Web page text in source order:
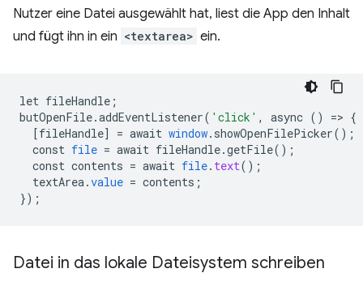
Nutzer eine Datei ausgewählt hat, liest die App den Inhalt
und fügt ihn in ein <textarea> ein.
let fileHandle ;
butOpenFile.addEventListener( 'click' , async () => {
[fileHandle] = await window. showOpenFilePicker();
const file = await fileHandle.getFile();
const contents = await file. text();
textArea.value = contents ;
});
Datei in das lokale Dateisystem schreiben